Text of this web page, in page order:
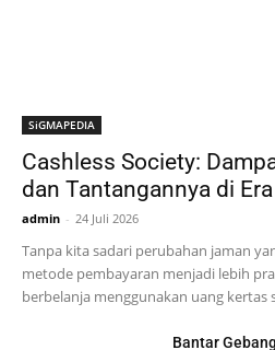
SiGMAPEDIA
Cashless Society:
dan Tantangannya di
admin - 24 Juli 2026
Tanpa kita sadari perubahan jaman
metode pembayaran menjadi lebih
berbelanja menggunakan uang kertas
Bantar